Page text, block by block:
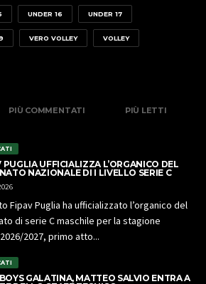
UNDER 16 UNDER 17
VERO VOLLEY VOLLEY
PIÙ COMMENTATI PIÙ LETTI
PUGLIA UFFICIALIZZA L’ORGANICO DEL
NAZIONALE DI I LIVELLO SERIE C
Fipav Puglia ha ufficializzato l’organico del
di serie C maschile per la stagione
2027, primo atto...
GALATINA, MATTEO SALVIO ENTRA A